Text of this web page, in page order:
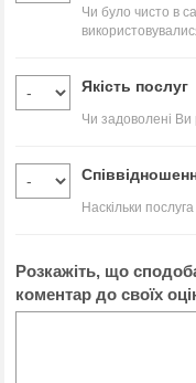
Чи було чисто в
Якість послуг
Чи задоволені
Наскільки
Розкажіть, що
коментар до своїх